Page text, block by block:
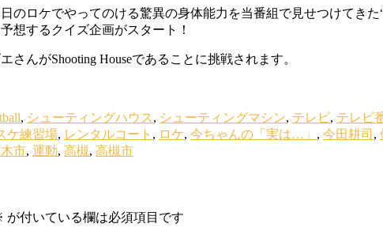
のロケでやってのける驚異の身体能力を当番組で見せつけてき
想するクイズ企画がスタート！
んがShooting Houseであることに挑戦されます。
, シューティングハウス , シューティングマシン, テレビ, テレビ
ケ練習場, レンタルコート , ロケ, 今ちゃんの「実は…」 , 今田耕司 ,
市, 運動, 高槻, 高槻市
が付いている欄は必須項目です